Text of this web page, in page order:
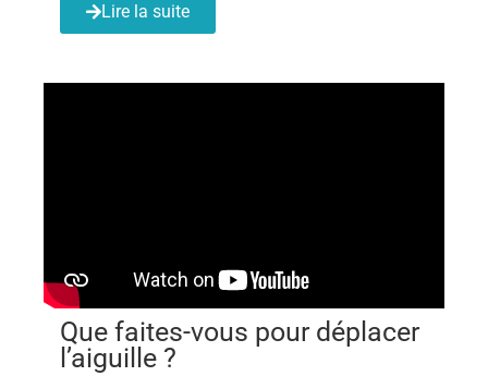
Lire la suite
Que faites-vous pour déplacer
l’aiguille ?